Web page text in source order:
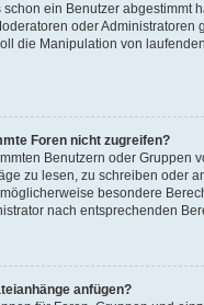
ein Benutzer abgestimmt
oder Administratoren
die Manipulation von
Foren nicht zugreifen?
Benutzern oder Gruppen
zu lesen, zu schreiben oder
besondere
nach entsprechenden
anfügen?